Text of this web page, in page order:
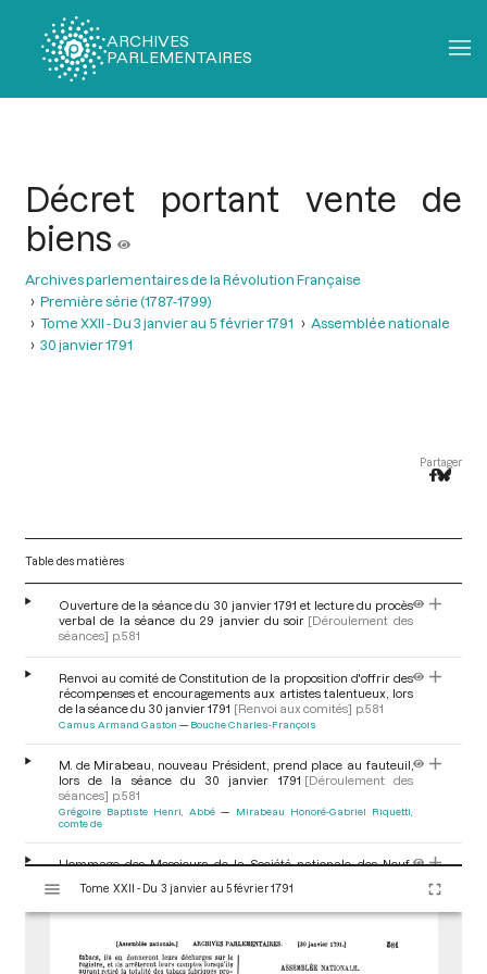
ARCHIVES
PARLEMENTAIRES
Décret portant vente de
biens
Archives parlementaires de la Révolution Française
Première série (1787-1799)
Tome XXII - Du 3 janvier au 5 février 1791
Assemblée nationale
30 janvier 1791
Partager
Table des matières
Ouverture de la séance du 30 janvier 1791 et lecture du procès
verbal de la séance du 29 janvier du soir [Déroulement des
séances] p.581
Renvoi au comité de Constitution de la proposition d'offrir des
récompenses et encouragements aux artistes talentueux, lors
de la séance du 30 janvier 1791 [Renvoi aux comités] p.581
Camus Armand Gaston Bouche Charles-François
M. de Mirabeau, nouveau Président, prend place au fauteuil,
lors de la séance du 30 janvier 1791 [Déroulement des
séances] p.581
Grégoire Baptiste Henri, Abbé
Mirabeau Honoré-Gabriel Riquetti,
comte de
Hommage des Messieurs de la Société nationale des Neuf-
lors de la séance du 30 janvier 1791
Adoption d'un décret portant vente de biens nationaux, lors de
s
Tome XXII - Du 3 janvier au 5 février 1791